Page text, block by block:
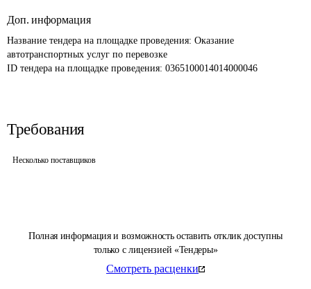
Полная информация и возможность оставить отклик доступны
только с лицензией «Тендеры»
Смотреть расценки
Доп. информация
Название тендера на площадке проведения: Оказание
автотранспортных услуг по перевозке
ID тендера на площадке проведения: 0365100014014000046
Требования
Несколько поставщиков